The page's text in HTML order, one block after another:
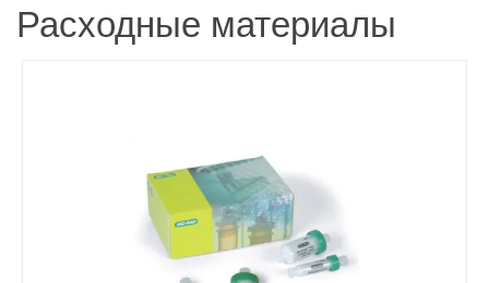
Расходные материалы